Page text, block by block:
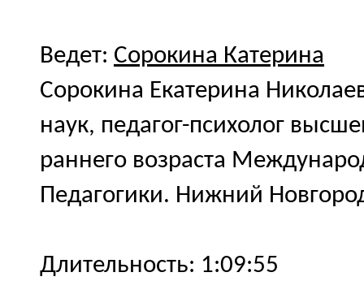
Ведет: Сорокина Катерина
Сорокина Екатерина
наук, педагог-психолог
раннего возраста
Педагогики. Нижний
Длительность: 1:09:55